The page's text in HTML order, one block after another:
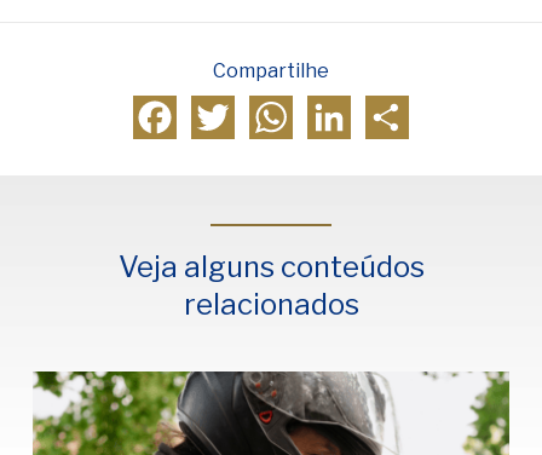
Compartilhe
FacebookTwitter WhatsAppLinkedIn
Veja alguns conteúdos
relacionados